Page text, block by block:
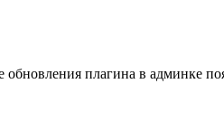
плагина в админке